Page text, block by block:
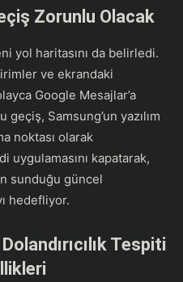
Zorunlu Olacak
yol haritasını da belirledi.
ve ekrandaki
Google Mesajlar’a
Samsung’un yazılım
noktası olarak
kapatarak,
sunduğu güncel
hedefliyor.
Tespiti